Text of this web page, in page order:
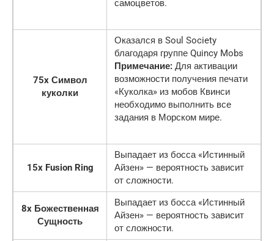
самоцветов.
75x Символ
куколки
Оказался в Soul Society
благодаря группе Quincy Mobs
Примечание: Для активации
возможности получения печати
«Куколка» из мобов Квинси
необходимо выполнить все
задания в Морском мире.
15x Fusion Ring
Выпадает из босса «Истинный
Айзен» — вероятность зависит
от сложности.
8x Божественная
Сущность
Выпадает из босса «Истинный
Айзен» — вероятность зависит
от сложности.